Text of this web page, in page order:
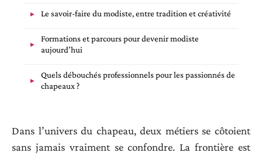
Le savoir-faire du modiste, entre tradition et créativité
Formations et parcours pour devenir modiste
aujourd’hui
Quels débouchés professionnels pour les passionnés de
chapeaux ?
Dans l’univers du chapeau, deux métiers se côtoient
sans jamais vraiment se confondre. La frontière est